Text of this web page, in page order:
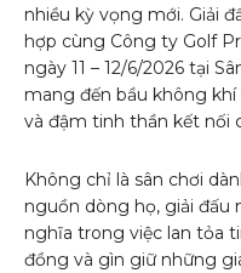
nhiều kỳ vọng mới. Giải
hợp cùng Công ty Golf
ngày 11 – 12/6/2026 tại
mang đến bầu không
và đậm tinh thần kết nối
Không chỉ là sân chơi
nguồn dòng họ, giải đấu
nghĩa trong việc lan tỏa
đồng và gìn giữ những